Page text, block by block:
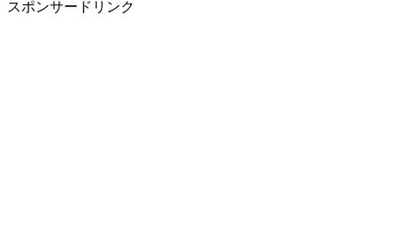
スポンサードリンク